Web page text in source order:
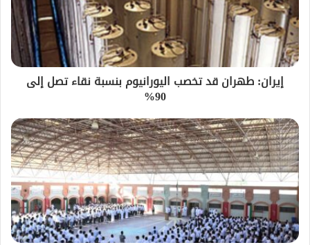
إيران: طهران ‌قد ‌تخصب اليورانيوم بنسبة نقاء تصل إلى
‌90%